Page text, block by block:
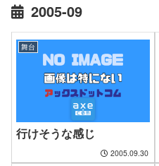
2005-09
舞台
行けそうな感じ
2005.09.30